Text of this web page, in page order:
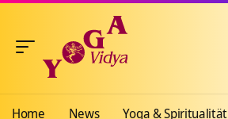
Home News Yoga & Spiritualität